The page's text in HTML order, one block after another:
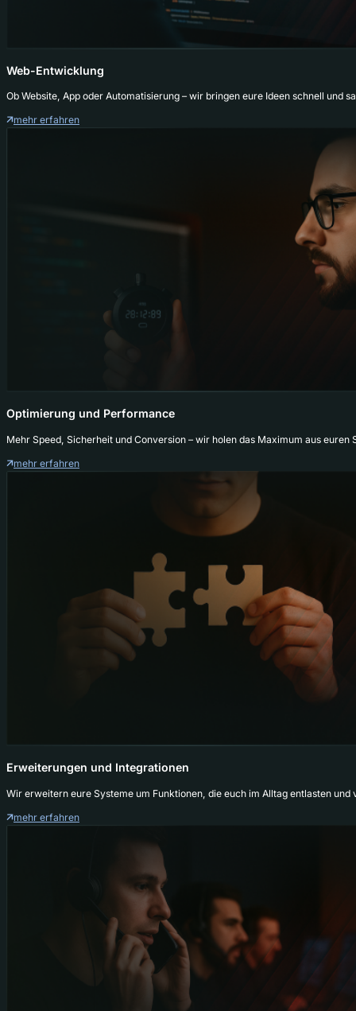
Web-Entwicklung
Ob Website, App oder Automatisierung – wir bringen eure Ideen schnell und
mehr erfahren
Optimierung und Performance
Mehr Speed, Sicherheit und Conversion – wir holen das Maximum aus euren
mehr erfahren
Erweiterungen und Integrationen
Wir erweitern eure Systeme um Funktionen, die euch im Alltag entlasten und
mehr erfahren